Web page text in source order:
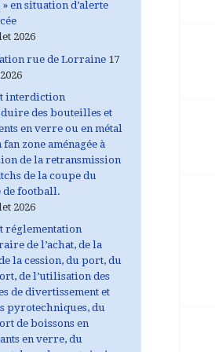
en situation d’alerte
2026
rue de Lorraine 17
interdiction
des bouteilles et
en verre ou en métal
fan zone aménagée à
de la retransmission
de la coupe du
de football.
2026
réglementation
de l’achat, de la
la cession, du port, du
de l’utilisation des
de divertissement et
pyrotechniques, du
de boissons en
en verre, du